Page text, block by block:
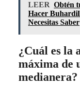
LEER Obtén
Hacer
Necesitas Saber
¿Cuál es la
máxima de
medianera?